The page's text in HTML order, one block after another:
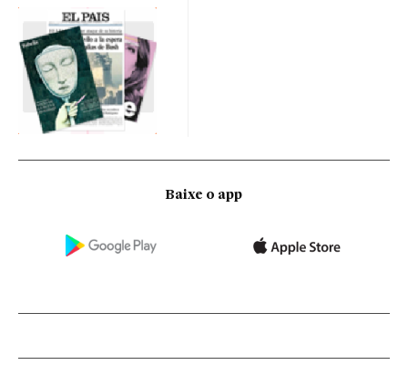
Baixe o app